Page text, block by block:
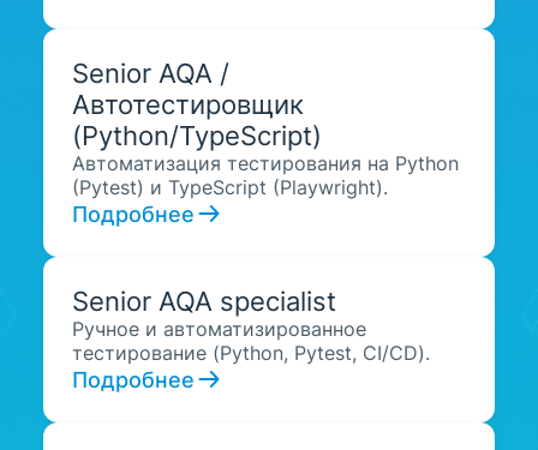
Senior AQA /
Автотестировщик
(Python/TypeScript)
Автоматизация тестирования на Python
(Pytest) и TypeScript (Playwright).
Подробнее
Senior AQA specialist
Ручное и автоматизированное
тестирование (Python, Pytest, CI/CD).
Подробнее